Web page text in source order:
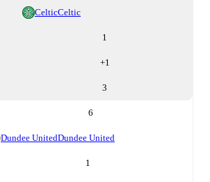
CelticCeltic
1
+1
3
6
Dundee UnitedDundee United
1